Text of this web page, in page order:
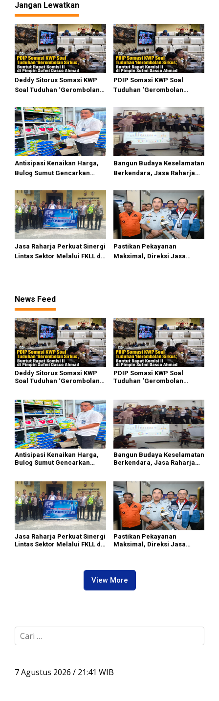
Jangan Lewatkan
Deddy Sitorus Somasi KWP
Soal Tuduhan ‘Gerombolan
II Dipimpin Sufmi Dasco
Ahmad
PDIP Somasi KWP Soal
Tuduhan ‘Gerombolan
II Dipimpin Sufmi Dasco
Ahmad
Antisipasi Kenaikan Harga,
Bulog Sumut Gencarkan
Premium
Bangun Budaya Keselamatan
Berkendara, Jasa Raharja
Pasifik Medan Industri
Jasa Raharja Perkuat Sinergi
Lintas Sektor Melalui FKLL di
Pastikan Pekayanan
Maksimal, Direksi Jasa
News Feed
Deddy Sitorus Somasi KWP
Soal Tuduhan ‘Gerombolan
Ahmad
PDIP Somasi KWP Soal
Tuduhan ‘Gerombolan
Ahmad
Antisipasi Kenaikan Harga,
Bulog Sumut Gencarkan
Bangun Budaya Keselamatan
Berkendara, Jasa Raharja
Jasa Raharja Perkuat Sinergi
Lintas Sektor Melalui FKLL di
Pastikan Pekayanan
Maksimal, Direksi Jasa
View More
C
a
u
7 Agustus 2026 / 21:41 WIB